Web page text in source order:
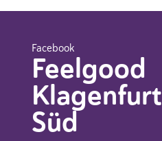
Facebook
Feelgood
Klagenfurt
Süd